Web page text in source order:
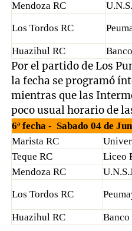
Mendoza RC
Los Tordos RC
Huazihul RC
Por el partido de Los
la fecha se programó
mientras que las
poco usual horario de
6ª fecha - Sabado 04 de
Marista RC
Teque RC
Liceo
Mendoza RC
Los Tordos RC
Huazihul RC Banco